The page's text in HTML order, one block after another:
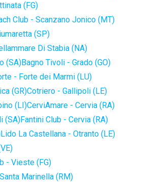
(FG)
Club - Scanzano Jonico (MT)
(SP)
Di Stabia (NA)
(SA)Bagno Tivoli - Grado (GO)
- Forte dei Marmi (LU)
(GR)Cotriero - Gallipoli (LE)
(LI)CerviAmare - Cervia (RA)
(SA)Fantini Club - Cervia (RA)
Lido La Castellana - Otranto (LE)
- Vieste (FG)
Marinella (RM)